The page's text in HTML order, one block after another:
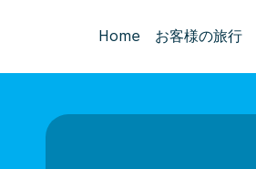
Home お客様の旅行